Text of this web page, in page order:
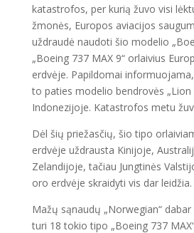
katastrofos, per kurią žuvo visi
žmonės, Europos aviacijos
uždraudė naudoti šio modelio
„Boeing 737 MAX 9“ orlaivius
erdvėje. Papildomai
to paties modelio bendrovės „Lion
Indonezijoje. Katastrofos metu
Dėl šių priežasčių, šio tipo
erdvėje uždrausta Kinijoje,
Zelandijoje, tačiau Jungtinės
oro erdvėje skraidyti vis dar leidžia.
Mažų sąnaudų „Norwegian“
turi 18 tokio tipo „Boeing 737